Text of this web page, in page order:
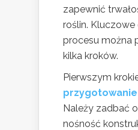
zapewnić
roślin.
procesu można
kilka kroków.
Pierwszym
przygotowanie
Należy zadbać
nośność